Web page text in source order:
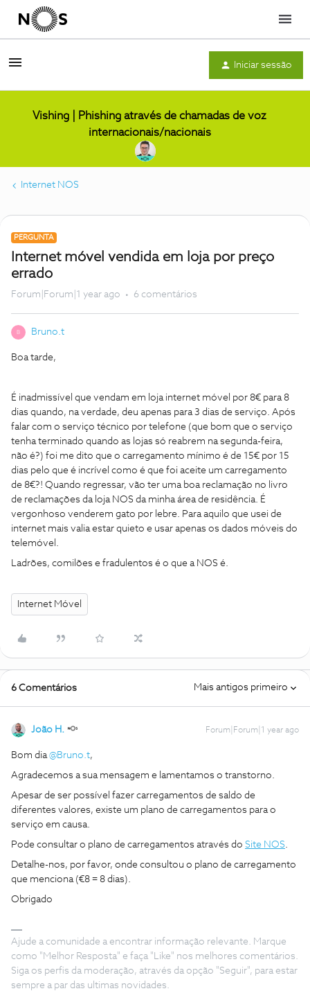
Menu
Iniciar sessão
Vishing | Phishing através de chamadas de voz
internacionais/nacionais
Internet NOS
PERGUNTA
Internet móvel vendida em loja por preço
errado
Forum|Forum|1 year ago 6 comentários
B Bruno.t
Boa tarde,
É inadmissível que vendam em loja internet móvel por 8€ para 8
dias quando, na verdade, deu apenas para 3 dias de serviço. Após
falar com o serviço técnico por telefone (que bom que o serviço
tenha terminado quando as lojas só reabrem na segunda-feira,
não é?) foi me dito que o carregamento mínimo é de 15€ por 15
dias pelo que é incrível como é que foi aceite um carregamento
de 8€?! Quando regressar, vão ter uma boa reclamação no livro
de reclamações da loja NOS da minha área de residência. É
vergonhoso venderem gato por lebre. Para aquilo que usei de
internet mais valia estar quieto e usar apenas os dados móveis do
telemóvel.
Ladrões, comilões e fradulentos é o que a NOS é.
Internet Móvel
6 Comentários Mais antigos primeiro
João H. Forum|Forum|1 year ago
Bom dia@Bruno.t,
Agradecemos a sua mensagem e lamentamos o transtorno.
Apesar de ser possível fazer carregamentos de saldo de
diferentes valores, existe um plano de carregamentos para o
serviço em causa.
Pode consultar o plano de carregamentos através do Site NOS.
Detalhe-nos, por favor, onde consultou o plano de carregamento
que menciona (€8 = 8 dias).
Obrigado
Ajude a comunidade a encontrar informação relevante. Marque
como "Melhor Resposta" e faça "Like" nos melhores comentários.
Siga os perfis da moderação, através da opção "Seguir", para estar
sempre a par das ultimas novidades.